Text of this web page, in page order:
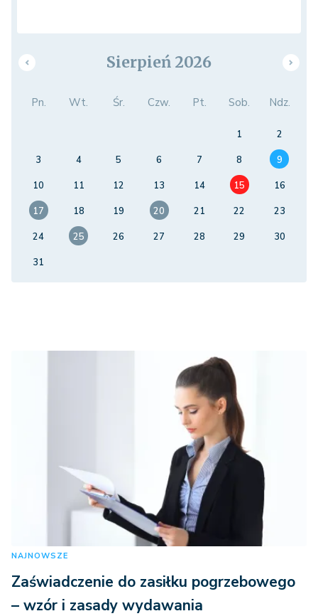
Sierpień 2026
Pn. Wt. Śr. Czw. Pt. Sob. Ndz.
1
2
3
4 5 6 7 8
9
10
11 12 13 14 15
16
17
18 19 20 21 22
23
24
25 26 27 28 29
30
31
NAJNOWSZE
Zaświadczenie do zasiłku pogrzebowego
– wzór i zasady wydawania